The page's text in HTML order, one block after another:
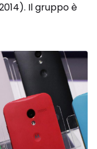
Il gruppo è